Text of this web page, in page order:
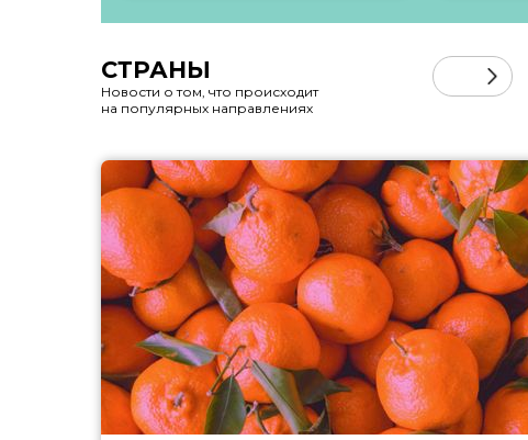
СТРАНЫ
Новости о том, что происходит
на популярных направлениях